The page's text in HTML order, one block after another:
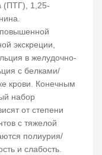
(ПТГ), 1,25-
экскреции,
в желудочно-
с белками/
крови. Конечным
набор
от степени
с тяжелой
полиурия/
и слабость.